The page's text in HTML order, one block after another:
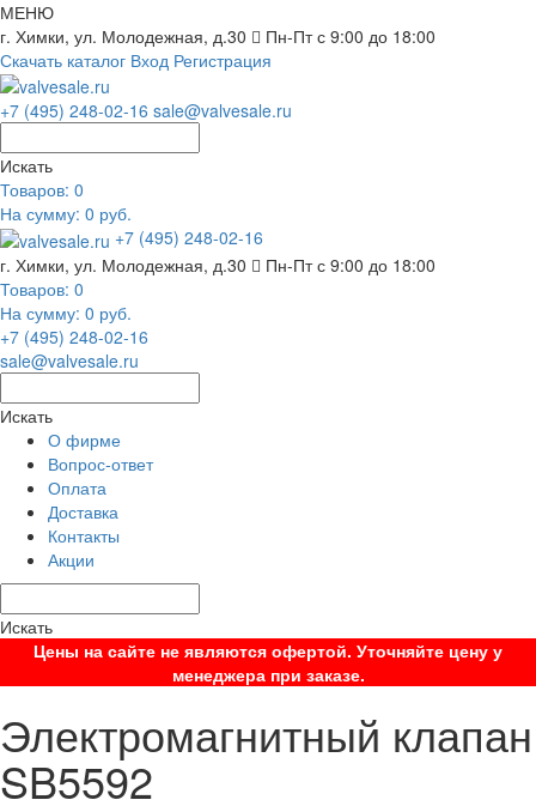
МЕНЮ
г. Химки, ул. Молодежная, д.30
Пн-Пт с 9:00 до 18:00
Скачать каталог Вход Регистрация
+7 (495) 248-02-16 sale@valvesale.ru
Искать
Товаров: 0
На сумму: 0 руб.
+7 (495) 248-02-16
г. Химки, ул. Молодежная, д.30
Пн-Пт с 9:00 до 18:00
Товаров: 0
На сумму: 0 руб.
+7 (495) 248-02-16
sale@valvesale.ru
Искать
О фирме
Вопрос-ответ
Оплата
Доставка
Контакты
Акции
Искать
Цены на сайте не являются офертой. Уточняйте цену у
менеджера при заказе.
Электромагнитный клапан
SB5592